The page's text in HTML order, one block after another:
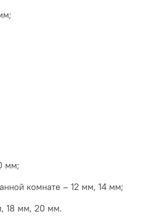
мм;
комнате – 12 мм, 14 мм;
18 мм, 20 мм.